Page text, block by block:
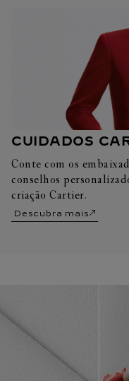
CUIDADOS
Conte com os
conselhos
criação Cartier.
Descubra mais